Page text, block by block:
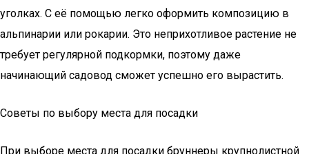
уголках. С её помощью легко оформить композицию в
альпинарии или рокарии. Это неприхотливое растение не
требует регулярной подкормки, поэтому даже
начинающий садовод сможет успешно его вырастить.
Советы по выбору места для посадки
При выборе места для посадки бруннеры крупнолистной